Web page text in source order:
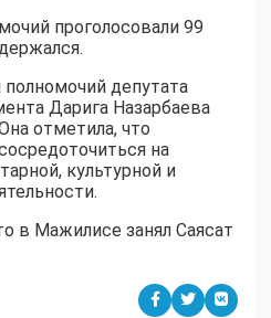
проголосовали 99
депутата
Дарига Назарбаева
отметила, что
на
культурной и
в Мажилисе занял Саясат